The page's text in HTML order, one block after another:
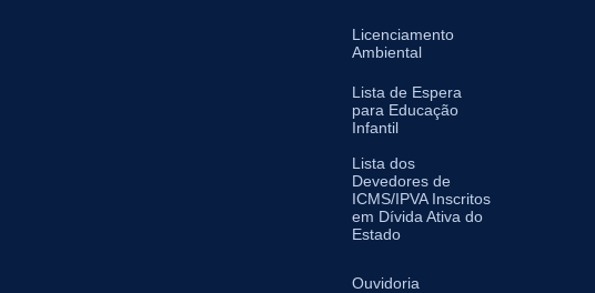
Licenciamento
Ambiental
Lista de Espera
para Educação
Infantil
Lista dos
Devedores de
ICMS/IPVA Inscritos
em Dívida Ativa do
Estado
Ouvidoria